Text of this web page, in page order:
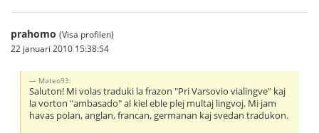
prahomo (Visa profilen)
22 januari 2010 15:38:54
Mateo93:
Saluton! Mi volas traduki la frazon "Pri Varsovio vialingve" kaj
la vorton "ambasado" al kiel eble plej multaj lingvoj. Mi jam
havas polan, anglan, francan, germanan kaj svedan tradukon.